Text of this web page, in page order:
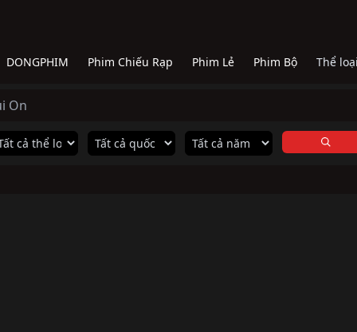
DONGPHIM Phim Chiếu Rạp Phim Lẻ Phim Bộ Thể
On